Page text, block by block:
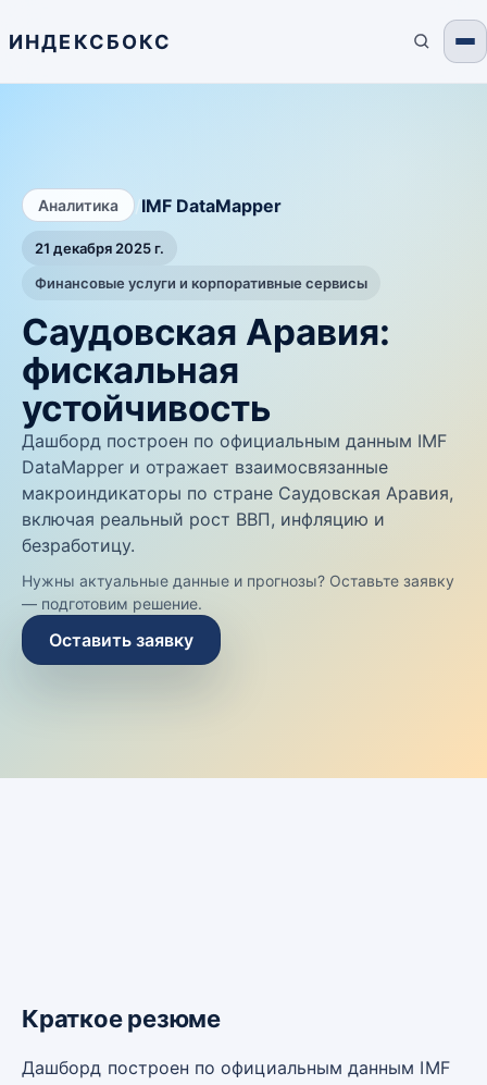
ИНДЕКСБОКС
Аналитика IMF DataMapper
21 декабря 2025 г.
Финансовые услуги и корпоративные сервисы
Саудовская Аравия:
фискальная
устойчивость
Дашборд построен по официальным данным IMF
DataMapper и отражает взаимосвязанные
макроиндикаторы по стране Саудовская Аравия,
включая реальный рост ВВП, инфляцию и
безработицу.
Нужны актуальные данные и прогнозы? Оставьте заявку
— подготовим решение.
Оставить заявку
Краткое резюме
Дашборд построен по официальным данным IMF